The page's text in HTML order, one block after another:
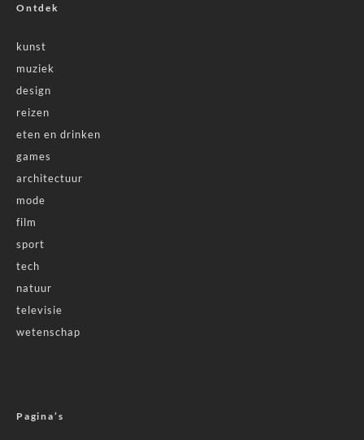
Ontdek
kunst
muziek
design
reizen
eten en drinken
games
architectuur
mode
film
sport
tech
natuur
televisie
wetenschap
Pagina’s